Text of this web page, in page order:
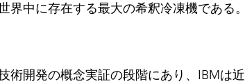
中に存在する最大の希釈冷凍機である。
術開発の概念実証の段階にあり、IBMは